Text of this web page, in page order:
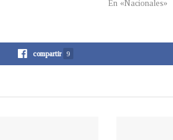
En «Nacionales»
compartir 9